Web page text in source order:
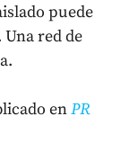
puede
red de
enPR